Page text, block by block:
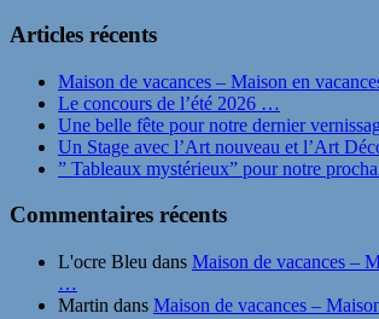
Articles récents
Maison de vacances – Maison en
Le concours de l’été 2026 …
Une belle fête pour notre dernier
Un Stage avec l’Art nouveau et l’Art
” Tableaux mystérieux” pour notre
Commentaires récents
L'ocre Bleu dans Maison de vacances –
…
Martin dans Maison de vacances –